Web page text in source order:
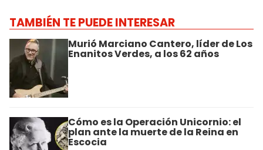
TAMBIÉN TE PUEDE INTERESAR
Murió Marciano Cantero, líder de Los
Enanitos Verdes, a los 62 años
Cómo es la Operación Unicornio: el
plan ante la muerte de la Reina en
Escocia